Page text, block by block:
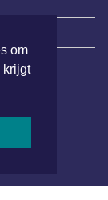
om
krijgt